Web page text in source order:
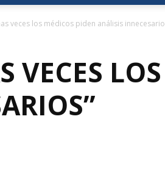
veces los médicos piden análisis
VECES